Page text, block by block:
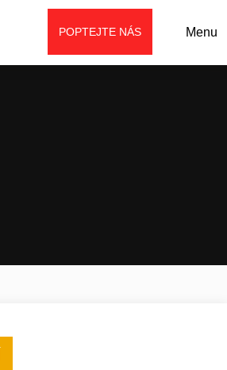
Menu
POPTEJTE NÁS